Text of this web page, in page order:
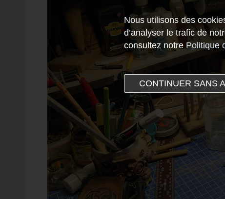
Nous utilisons des
d’analyser le trafic de
consultez notre Politique
CONTINUER SANS